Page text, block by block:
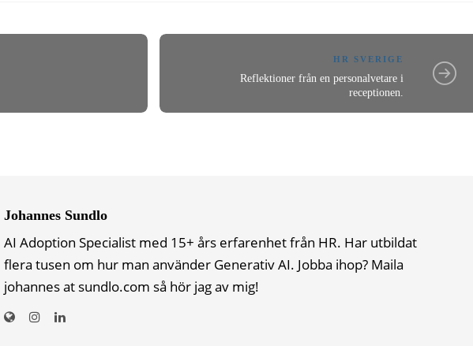
HR SVERIGE
Reflektioner från en personalvetare i
receptionen.
Johannes Sundlo
AI Adoption Specialist med 15+ års erfarenhet från HR. Har utbildat
flera tusen om hur man använder Generativ AI. Jobba ihop? Maila
johannes at sundlo.com så hör jag av mig!